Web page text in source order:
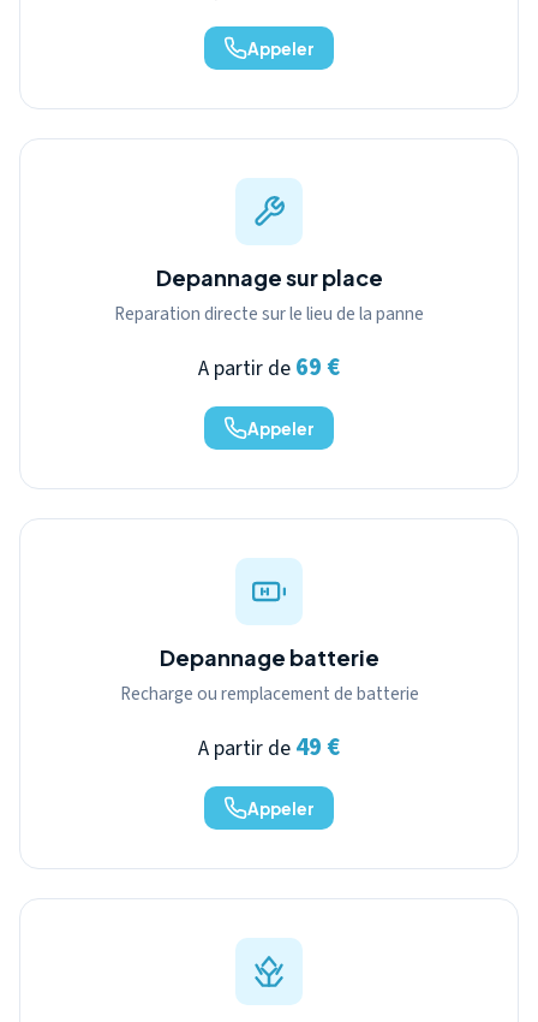
Appeler
Depannage sur place
Reparation directe sur le lieu de la panne
A partir de 69 €
Appeler
Depannage batterie
Recharge ou remplacement de batterie
A partir de 49 €
Appeler